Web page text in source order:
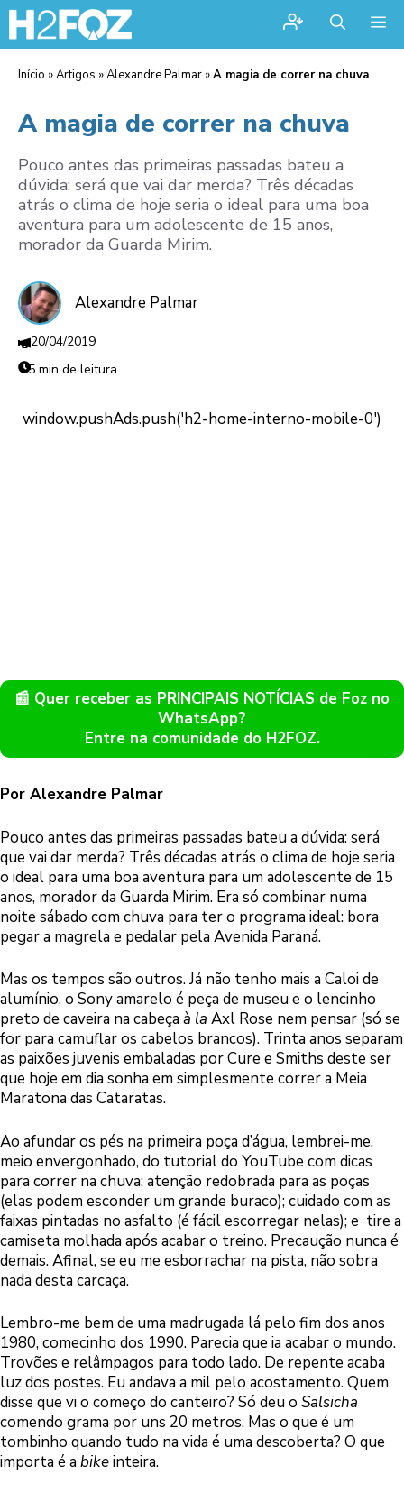
Início »Artigos »Alexandre Palmar »A magia de correr na chuva
A magia de correr na chuva
Pouco antes das primeiras passadas bateu a
dúvida: será que vai dar merda? Três décadas
atrás o clima de hoje seria o ideal para uma boa
aventura para um adolescente de 15 anos,
morador da Guarda Mirim.
Alexandre Palmar
20/04/2019
5 min de leitura
📰 Quer receber as PRINCIPAIS NOTÍCIAS de Foz no
WhatsApp?
Entre na comunidade do H2FOZ.
Por Alexandre Palmar
Pouco antes das primeiras passadas bateu a dúvida: será
que vai dar merda? Três décadas atrás o clima de hoje seria
o ideal para uma boa aventura para um adolescente de 15
anos, morador da Guarda Mirim. Era só combinar numa
noite sábado com chuva para ter o programa ideal: bora
pegar a magrela e pedalar pela Avenida Paraná.
Mas os tempos são outros. Já não tenho mais a Caloi de
alumínio, o Sony amarelo é peça de museu e o lencinho
preto de caveira na cabeçaà la Axl Rose nem pensar (só se
for para camuflar os cabelos brancos). Trinta anos separam
as paixões juvenis embaladas por Cure e Smiths deste ser
que hoje em dia sonha em simplesmente correr a Meia
Maratona das Cataratas.
Ao afundar os pés na primeira poça d’água, lembrei-me,
meio envergonhado, do tutorial do YouTube com dicas
para correr na chuva: atenção redobrada para as poças
(elas podem esconder um grande buraco); cuidado com as
faixas pintadas no asfalto (é fácil escorregar nelas); e tire a
camiseta molhada após acabar o treino. Precaução nunca é
demais. Afinal, se eu me esborrachar na pista, não sobra
nada desta carcaça.
Lembro-me bem de uma madrugada lá pelo fim dos anos
1980, comecinho dos 1990. Parecia que ia acabar o mundo.
Trovões e relâmpagos para todo lado. De repente acaba
luz dos postes. Eu andava a mil pelo acostamento. Quem
disse que vi o começo do canteiro? Só deu o Salsicha
comendo grama por uns 20 metros. Mas o que é um
tombinho quando tudo na vida é uma descoberta? O que
importa é abikeinteira.